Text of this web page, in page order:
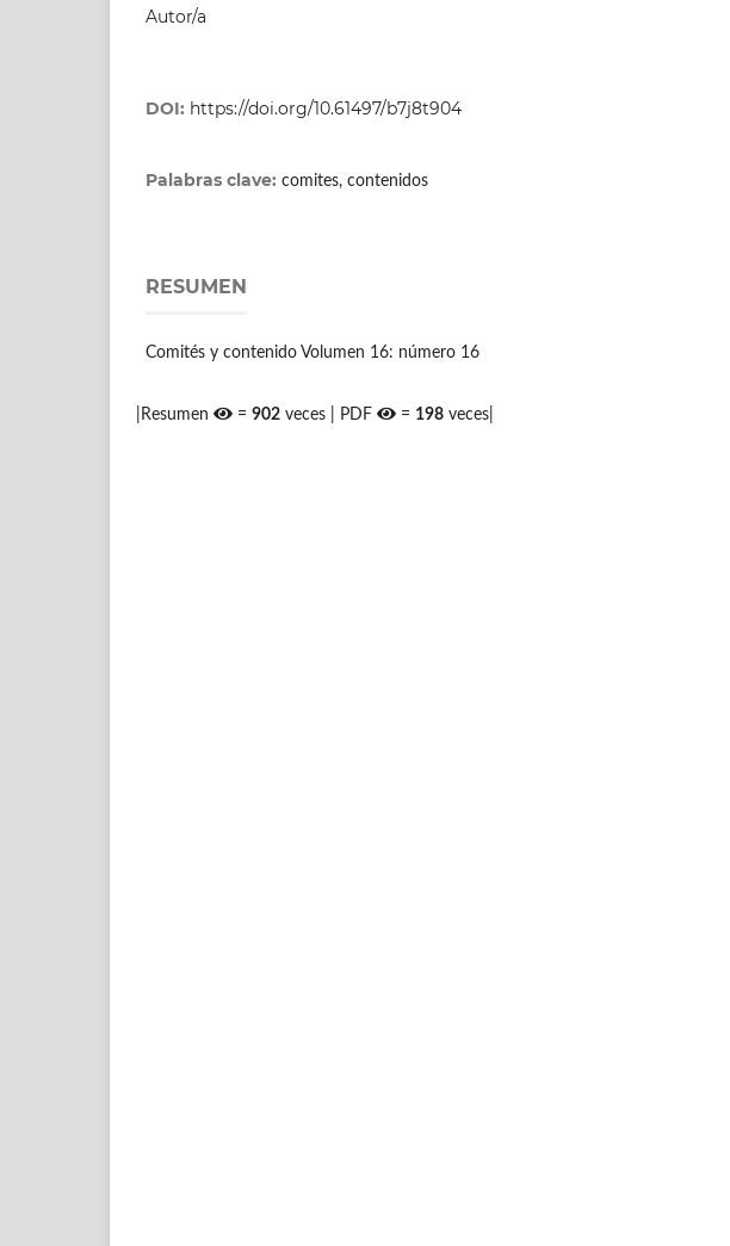
Autor/a
DOI: https://doi.org/10.61497/b7j8t904
Palabras clave: comites, contenidos
RESUMEN
Comités y contenido Volumen 16: número 16
|Resumen =902 veces | PDF = 198 veces|